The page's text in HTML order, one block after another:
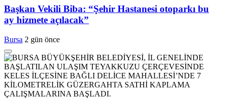
Başkan Vekili Biba: “Şehir Hastanesi otoparkı bu
ay hizmete açılacak”
Bursa 2 gün önce